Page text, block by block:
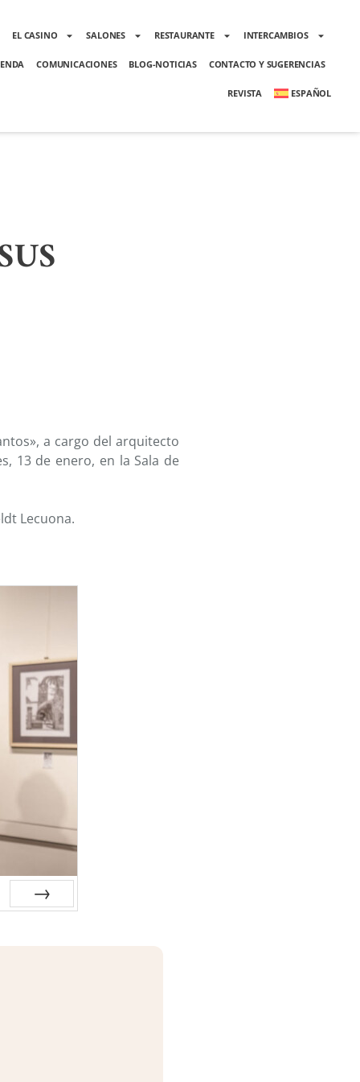
EL CASINO SALONES RESTAURANTE INTERCAMBIOS
COMUNICACIONES BLOG-NOTICIAS CONTACTO Y SUGERENCIAS
REVISTA ESPAÑOL
a cargo del arquitecto
13 de enero, en la Sala de
Lecuona.